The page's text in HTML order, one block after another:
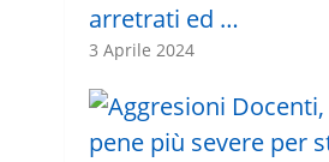
arretrati ed …
3 Aprile 2024